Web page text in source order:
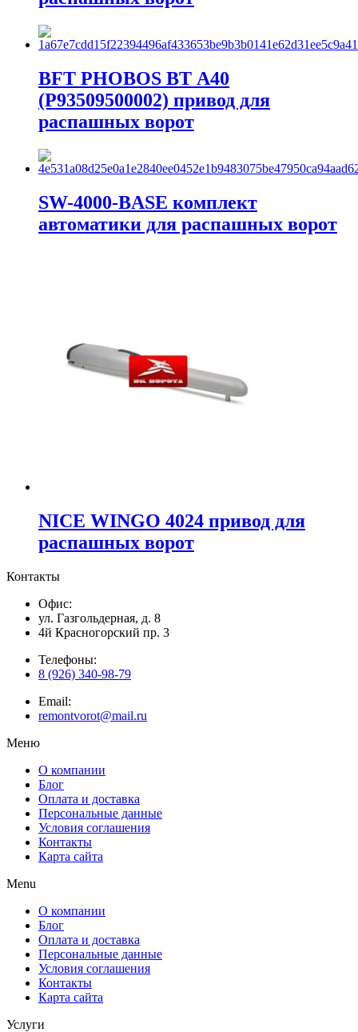
BFT PHOBOS BT А40
(P93509500002) привод для
распашных ворот
SW-4000-BASE комплект
автоматики для распашных ворот
NICE WINGO 4024 привод для
распашных ворот
Контакты
Офис:
ул. Газгольдерная, д. 8
4й Красногорский пр. 3
Телефоны:
8 (926) 340-98-79
Email:
remontvorot@mail.ru
Меню
О компании
Блог
Оплата и доставка
Персональные данные
Условия соглашения
Контакты
Карта сайта
Menu
О компании
Блог
Оплата и доставка
Персональные данные
Условия соглашения
Контакты
Карта сайта
Услуги